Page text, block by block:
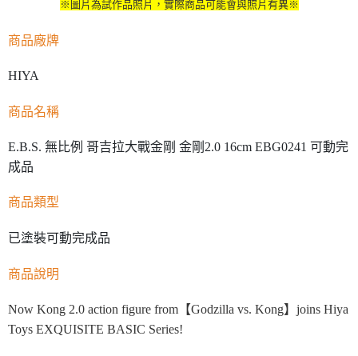
※圖片為試作品照片，實際商品可能會與照片有異※
商品廠牌
HIYA
商品名稱
E.B.S. 無比例 哥吉拉大戰金剛 金剛2.0 16cm EBG0241 可動完
成品
商品類型
已塗裝可動完成品
商品說明
Now Kong 2.0 action figure from【Godzilla vs. Kong】joins Hiya
Toys EXQUISITE BASIC Series!